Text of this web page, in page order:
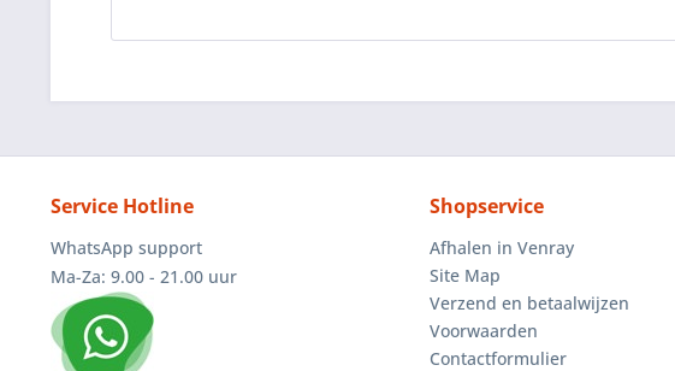
Service Hotline
WhatsApp support
Ma-Za: 9.00 - 21.00 uur
Shopservice
Afhalen in Venray
Site Map
Verzend en betaalwijzen
Voorwaarden
Contactformulier